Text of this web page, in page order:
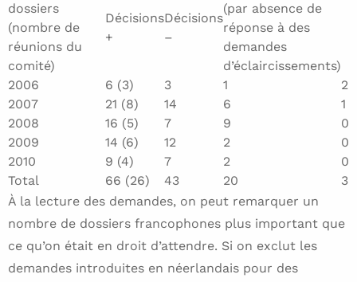
dossiers
(nombre de
réunions du
comité)
Décisions
+
Décisions
–
(par absence de
réponse à des
demandes
d’éclaircissements)
2006
6 (3) 3 1
2
2007
21 (8) 14 6
1
2008
16 (5) 7 9
0
2009
14 (6) 12 2
0
2010
9 (4) 7 2
0
Total
66 (26) 43 20
3
À la lecture des demandes, on peut remarquer un
nombre de dossiers francophones plus important que
ce qu’on était en droit d’attendre. Si on exclut les
demandes introduites en néerlandais pour des